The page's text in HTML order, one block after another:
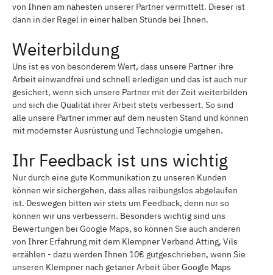
von Ihnen am nähesten unserer Partner vermittelt. Dieser ist
dann in der Regel in einer halben Stunde bei Ihnen.
Weiterbildung
Uns ist es von besonderem Wert, dass unsere Partner ihre
Arbeit einwandfrei und schnell erledigen und das ist auch nur
gesichert, wenn sich unsere Partner mit der Zeit weiterbilden
und sich die Qualität ihrer Arbeit stets verbessert. So sind
alle unsere Partner immer auf dem neusten Stand und können
mit modernster Ausrüstung und Technologie umgehen.
Ihr Feedback ist uns wichtig
Nur durch eine gute Kommunikation zu unseren Kunden
können wir sichergehen, dass alles reibungslos abgelaufen
ist. Deswegen bitten wir stets um Feedback, denn nur so
können wir uns verbessern. Besonders wichtig sind uns
Bewertungen bei Google Maps, so können Sie auch anderen
von Ihrer Erfahrung mit dem Klempner Verband Atting, Vils
erzählen - dazu werden Ihnen 10€ gutgeschrieben, wenn Sie
unseren Klempner nach getaner Arbeit über Google Maps